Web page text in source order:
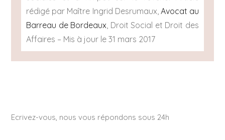
rédigé par Maître Ingrid Desrumaux, Avocat au
Barreau de Bordeaux, Droit Social et Droit des
Affaires – Mis à jour le 31 mars 2017
Ecrivez-vous, nous vous répondons sous 24h